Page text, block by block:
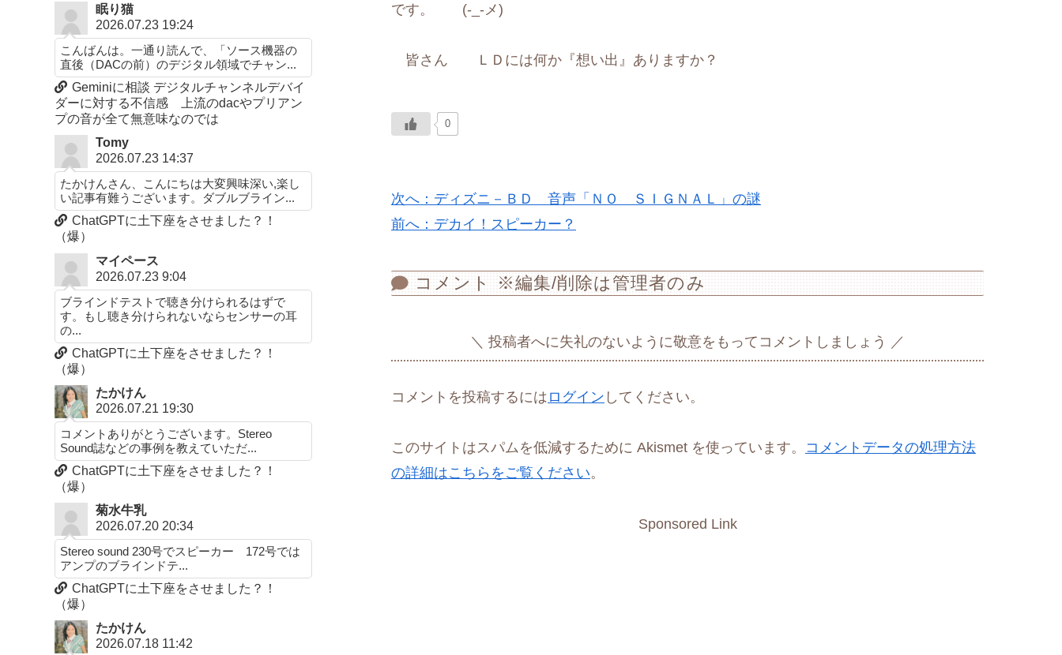
です。 (-_-メ)
皆さん ＬＤには何か『想い出』ありますか？
0
次へ：ディズニ－ＢＤ 音声「ＮＯ ＳＩＧＮＡＬ」の謎
前へ：デカイ！スピーカー？
コメント ※編集/削除は管理者のみ
投稿者へに失礼のないように敬意をもってコメントしましょう
コメントを投稿するには ログイン してください。
このサイトはスパムを低減するために Akismet を使っています。 コメントデータの処理方法
の詳細はこちらをご覧ください。
Sponsored Link
眠り猫
2026.07.23 19:24
こんばんは。一通り読んで、「ソース機器の
直後（DACの前）のデジタル領域でチャン...
Geminiに相談 デジタルチャンネルデバイ
ダーに対する不信感 上流のdacやプリアン
プの音が全て無意味なのでは
Tomy
2026.07.23 14:37
たかけんさん、こんにちは大変興味深い,楽し
い記事有難うございます。ダブルブライン...
ChatGPTに土下座をさせました？！
（爆）
マイペース
2026.07.23 9:04
ブラインドテストで聴き分けられるはずで
す。もし聴き分けられないならセンサーの耳
の...
ChatGPTに土下座をさせました？！
（爆）
たかけん
2026.07.21 19:30
コメントありがとうございます。Stereo
Sound誌などの事例を教えていただ...
ChatGPTに土下座をさせました？！
（爆）
菊水牛乳
2026.07.20 20:34
Stereo sound 230号でスピーカー 172号では
アンプのブラインドテ...
ChatGPTに土下座をさせました？！
（爆）
たかけん
2026.07.18 11:42